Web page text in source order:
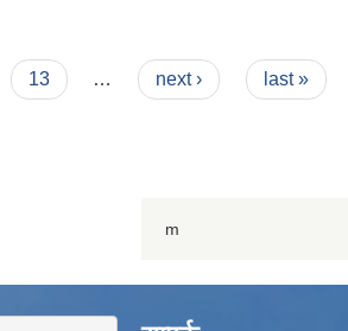
13 … next › last »
m